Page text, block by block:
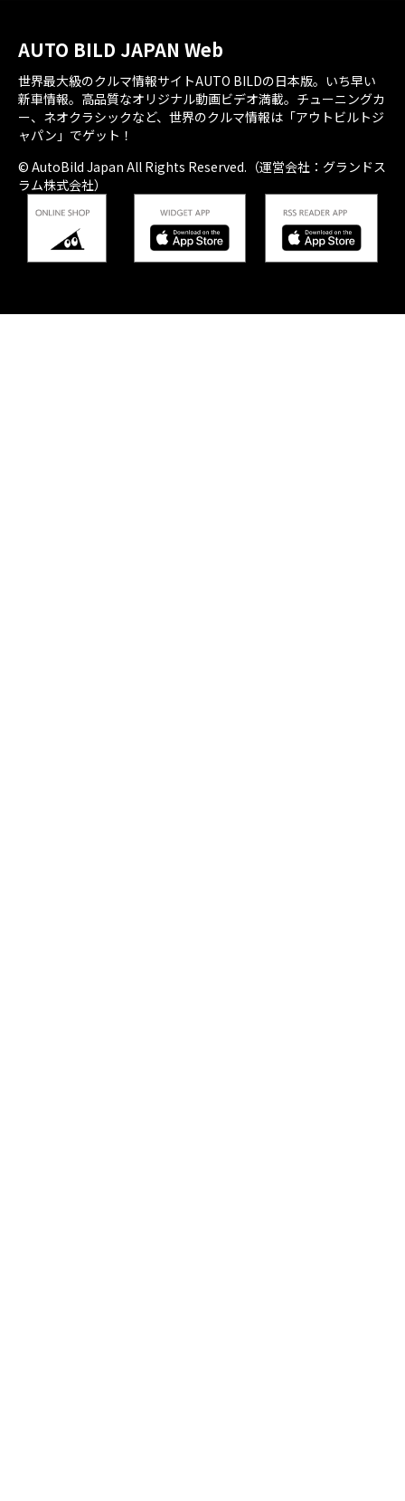
AUTO BILD JAPAN Web
世界最大級のクルマ情報サイトAUTO BILDの日本版。いち早い
新車情報。高品質なオリジナル動画ビデオ満載。チューニングカ
ー、ネオクラシックなど、世界のクルマ情報は「アウトビルトジ
ャパン」でゲット！
© AutoBild Japan All Rights Reserved.（運営会社：グランドス
ラム株式会社）